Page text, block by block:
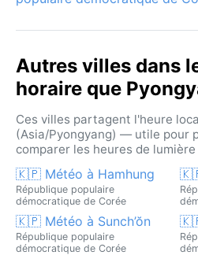
de cette capitale secrète,
rudesse politique.
Autres villes dans
horaire que
Ces villes partagent l'heure
(Asia/Pyongyang) — utile pour
comparer les heures de lumière
🇰🇵 Météo à Hamhung
République populaire
démocratique de Corée
🇰🇵 Météo à Sunch’ŏn
République populaire
démocratique de Corée